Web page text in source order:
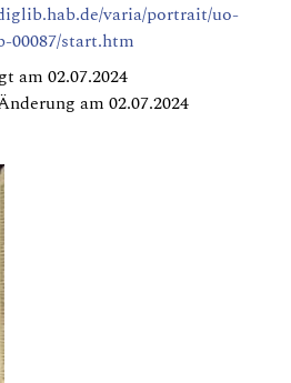
varia/portrait/uo-
00087/start.htm
am 02.07.2024
am 02.07.2024